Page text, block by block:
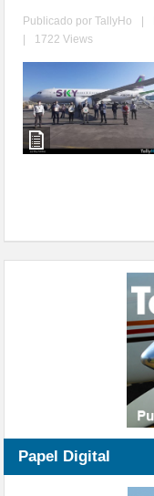
Publicado porTallyHo
1722 Views
Papel Digital